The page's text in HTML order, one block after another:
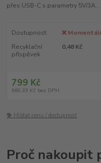
přes USB-C s parametry 5V/3A...
Dostupnost
❌
Recyklační
příspěvek
0,48 Kč
799 Kč
660,33 Kč bez DPH
🐕 Hlídat cenu / dostupnost